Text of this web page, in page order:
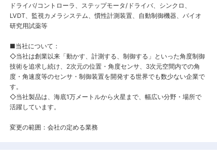
ドライバ/コントローラ、ステップモータ/ドライバ、シンクロ、
LVDT、監視カメラシステム、慣性計測装置、自動制御機器、バイオ
研究用試薬等
■当社について：
◇当社は創業以来「動かす、計測する、制御する」といった角度制御
技術を追求し続け、2次元の位置・角度センサ、3次元空間内での角
度・角速度等のセンサ・制御装置を開発する世界でも数少ない企業で
す。
◇当社製品は、海底1万メートルから火星まで、幅広い分野・場所で
活躍しています。
変更の範囲：会社の定める業務